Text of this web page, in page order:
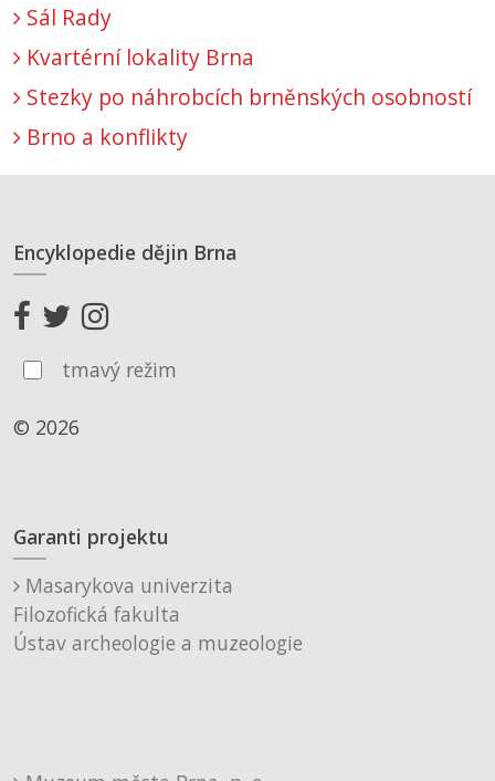
Sál Rady
Kvartérní lokality Brna
Stezky po náhrobcích brněnských osobností
Brno a konflikty
Encyklopedie dějin Brna
tmavý režim
© 2026
Garanti projektu
Masarykova univerzita
Filozofická fakulta
Ústav archeologie a muzeologie